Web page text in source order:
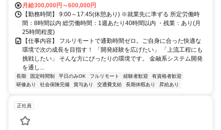
月給300,000円～600,000円
【勤務時間】 9:00～17:45(休憩あり) ※就業先に準ずる 所定労働時
間：8時間以内 総労働時間：1週あたり40時間以内 ・残業：あり(月
25時間程度)
【仕事内容】 フルリモートで通勤時間ゼロ。ご自身に合った快適な
環境で次の成長を目指す！ 「開発経験を広げたい」 「上流工程にも
挑戦したい」 そんな方にぴったりの環境です。 金融系システム開発
を通し...
長期 固定時間制 平日のみOK フルリモート 経験者歓迎
有資格者歓迎
研修あり
社会保険完備 賞与あり 交通費支給 長期休暇あり 昇給あり
正社員